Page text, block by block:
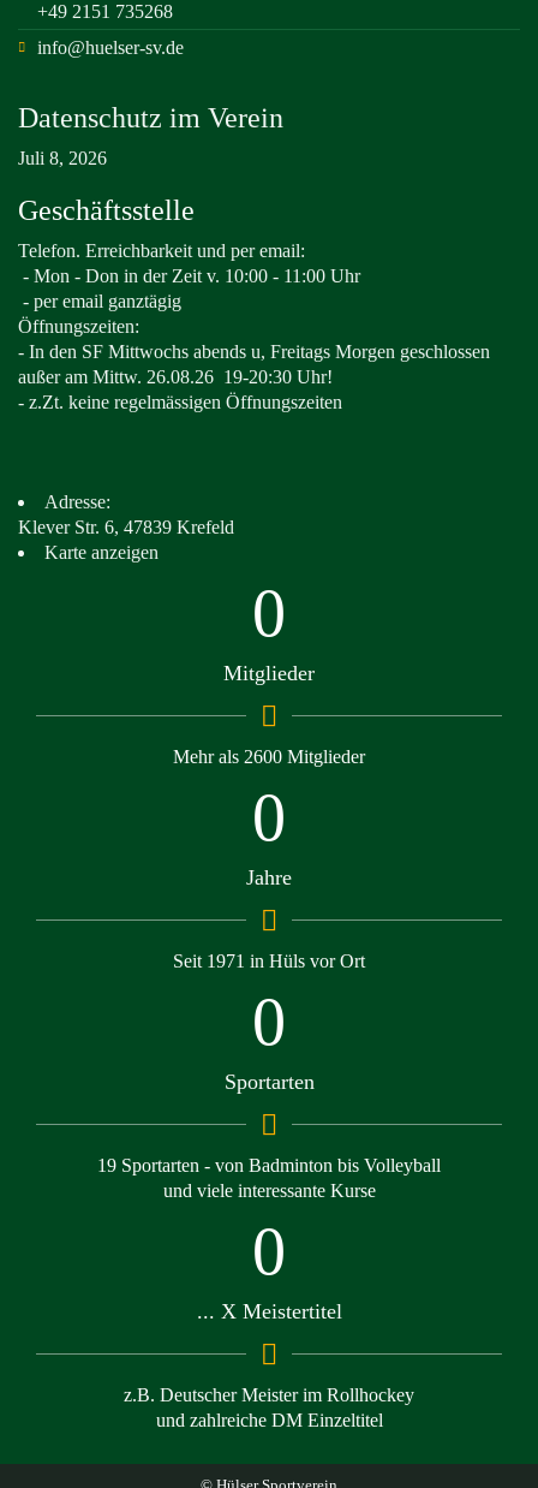
+49 2151 735268
info@huelser-sv.de
Datenschutz im Verein
Juli 8, 2026
Geschäftsstelle
Telefon. Erreichbarkeit und per email:
- Mon - Don in der Zeit v. 10:00 - 11:00 Uhr
- per email ganztägig
Öffnungszeiten:
- In den SF Mittwochs abends u, Freitags Morgen geschlossen
außer am Mittw. 26.08.26 19-20:30 Uhr!
- z.Zt. keine regelmässigen Öffnungszeiten
Adresse:
Klever Str. 6, 47839 Krefeld
Karte anzeigen
0
Mitglieder
Mehr als 2600 Mitglieder
0
Jahre
Seit 1971 in Hüls vor Ort
0
Sportarten
19 Sportarten - von Badminton bis Volleyball
und viele interessante Kurse
0
... X Meistertitel
z.B. Deutscher Meister im Rollhockey
und zahlreiche DM Einzeltitel